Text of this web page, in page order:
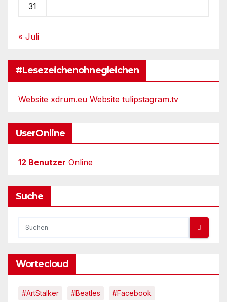
31
« Juli
#Lesezeichenohnegleichen
Website xdrum.eu Website tulipstagram.tv
UserOnline
12 Benutzer Online
Suche
Wortecloud
#ArtStalker #Beatles #Facebook